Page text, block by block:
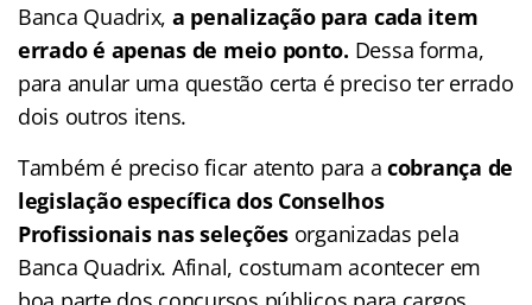
Banca Quadrix, a penalização para cada item
errado é apenas de meio ponto. Dessa forma,
para anular uma questão certa é preciso ter errado
dois outros itens.
Também é preciso ficar atento para a cobrança de
legislação específica dos Conselhos
Profissionais nas seleçõesorganizadas pela
Banca Quadrix. Afinal, costumam acontecer em